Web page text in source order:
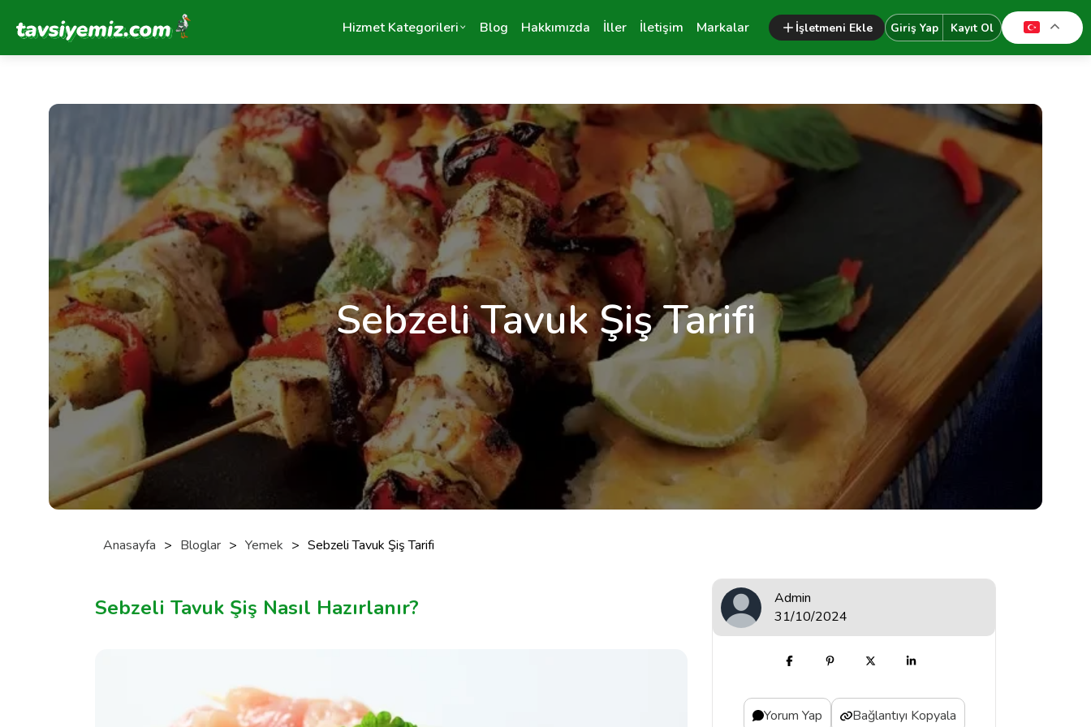
Tavsiyemiz Anasayfa Hizmet Kategorileri Blog Hakkımızda İller İletişim Markalar İşletmeni Ekle Giriş Yap Kayıt Ol
Sebzeli Tavuk Şiş Tarifi
Anasayfa > Bloglar > Yemek > Sebzeli Tavuk Şiş Tarifi
Sebzeli Tavuk Şiş Nasıl Hazırlanır?
Admin
31/10/2024
Yorum Yap Bağlantıyı Kopyala